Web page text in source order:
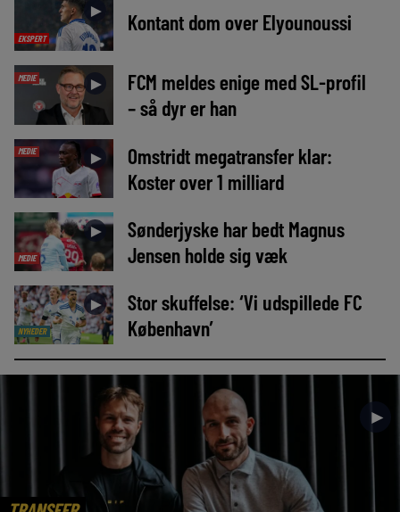
EKSPERT
► Kontant dom over Elyounoussi
MEDIE ►
FCM meldes enige med SL-profil
– så dyr er han
MEDIE ►
Omstridt megatransfer klar:
Koster over 1 milliard
MEDIE
►
Sønderjyske har bedt Magnus
Jensen holde sig væk
NYHEDER
►
Stor skuffelse: ‘Vi udspillede FC
København’
►